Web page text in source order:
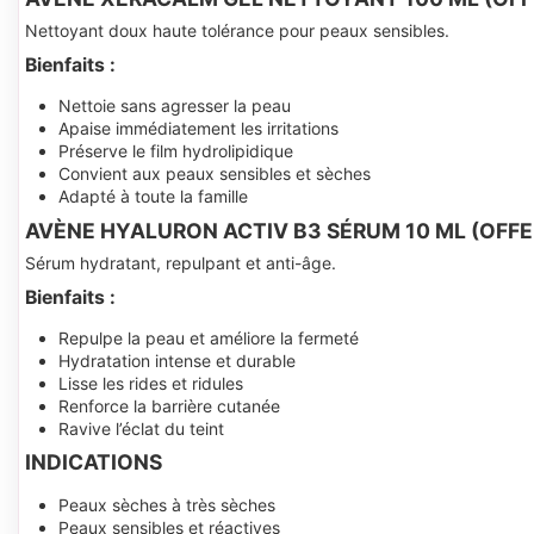
Nettoyant doux haute tolérance pour peaux sensibles.
Bienfaits :
Nettoie sans agresser la peau
Apaise immédiatement les irritations
Préserve le film hydrolipidique
Convient aux peaux sensibles et sèches
Adapté à toute la famille
AVÈNE HYALURON ACTIV B3 SÉRUM 10 ML
Sérum hydratant, repulpant et anti-âge.
Bienfaits :
Repulpe la peau et améliore la fermeté
Hydratation intense et durable
Lisse les rides et ridules
Renforce la barrière cutanée
Ravive l’éclat du teint
INDICATIONS
Peaux sèches à très sèches
Peaux sensibles et réactives